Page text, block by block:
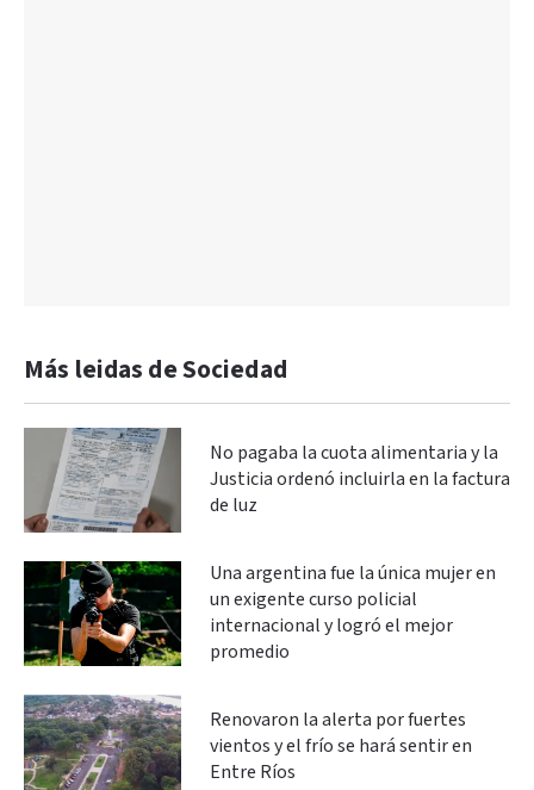
Más leidas de Sociedad
No pagaba la cuota alimentaria y la
Justicia ordenó incluirla en la factura
de luz
Una argentina fue la única mujer en
un exigente curso policial
internacional y logró el mejor
promedio
Renovaron la alerta por fuertes
vientos y el frío se hará sentir en
Entre Ríos